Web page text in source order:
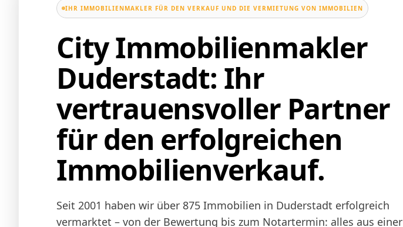
IHR IMMOBILIENMAKLER FÜR DEN VERKAUF UND DIE VERMIETUNG VON IMMOBILIEN
City Immobilienmakler
Duderstadt: Ihr
vertrauensvoller Partner
für den erfolgreichen
Immobilienverkauf.
Seit 2001 haben wir über 875 Immobilien in Duderstadt erfolgreich
vermarktet – von der Bewertung bis zum Notartermin: alles aus einer